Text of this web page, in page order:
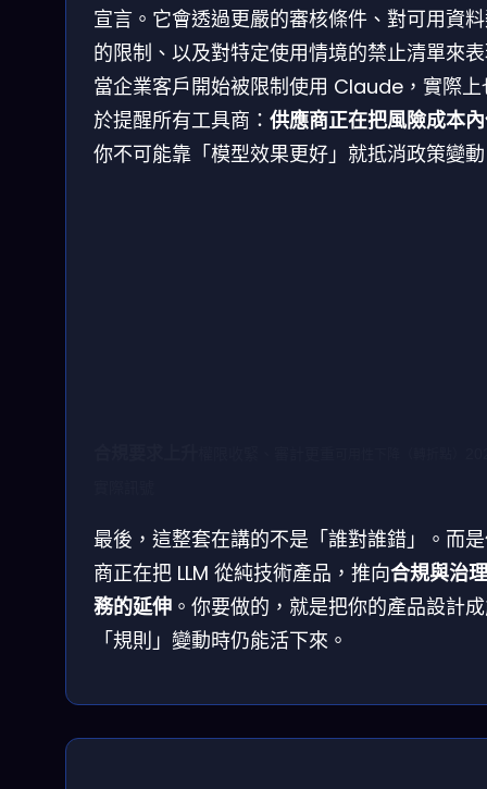
宣言。它會透過更嚴的審核條件、對可用資
的限制、以及對特定使用情境的禁止清單來
當企業客戶開始被限制使用 Claude，實際上
於提醒所有工具商： 供應商正在把風險成本
你不可能靠「模型效果更好」就抵消政策變
最後，這整套在講的不是「誰對誰錯」。而
商正在把 LLM 從純技術產品，推向合規與治
務的延伸 。你要做的，就是把你的產品設計
「規則」變動時仍能活下來。